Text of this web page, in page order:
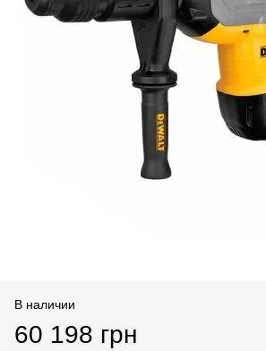
В наличии
60 198 грн